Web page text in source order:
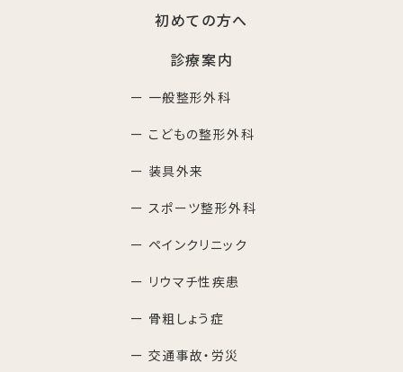
初めての方へ
診療案内
ー 一般整形外科
ー こどもの整形外科
ー 装具外来
ー スポーツ整形外科
ー ペインクリニック
ー リウマチ性疾患
ー 骨粗しょう症
ー 交通事故・労災